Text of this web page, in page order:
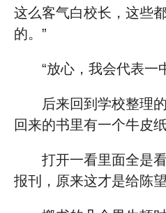
这么客气白校长，这些
的。”
“放心，我会代表一
后来回到学校整理
回来的书里有一个牛皮纸
打开一看里面全是
报刊，原来这才是给陈望